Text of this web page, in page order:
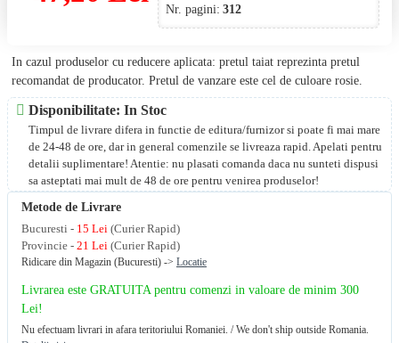
Nr. pagini: 312
Metode de Livrare
Bucuresti - 15 Lei (Curier Rapid)
Provincie - 21 Lei (Curier Rapid)
Ridicare din Magazin (Bucuresti) -> Locatie
Livrarea este GRATUITA pentru comenzi in valoare de minim 300
Lei!
Nu efectuam livrari in afara teritoriului Romaniei. / We don't ship outside Romania.
In cazul produselor cu reducere aplicata: pretul taiat reprezinta pretul
recomandat de producator. Pretul de vanzare este cel de culoare rosie.
Disponibilitate: In Stoc
Timpul de livrare difera in functie de editura/furnizor si poate fi mai mare
de 24-48 de ore, dar in general comenzile se livreaza rapid. Apelati pentru
detalii suplimentare! Atentie: nu plasati comanda daca nu sunteti dispusi
sa asteptati mai mult de 48 de ore pentru venirea produselor!